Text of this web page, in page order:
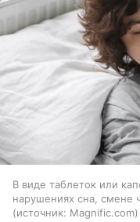
В виде таблеток или
нарушениях сна, смене
источник: Magnific.com